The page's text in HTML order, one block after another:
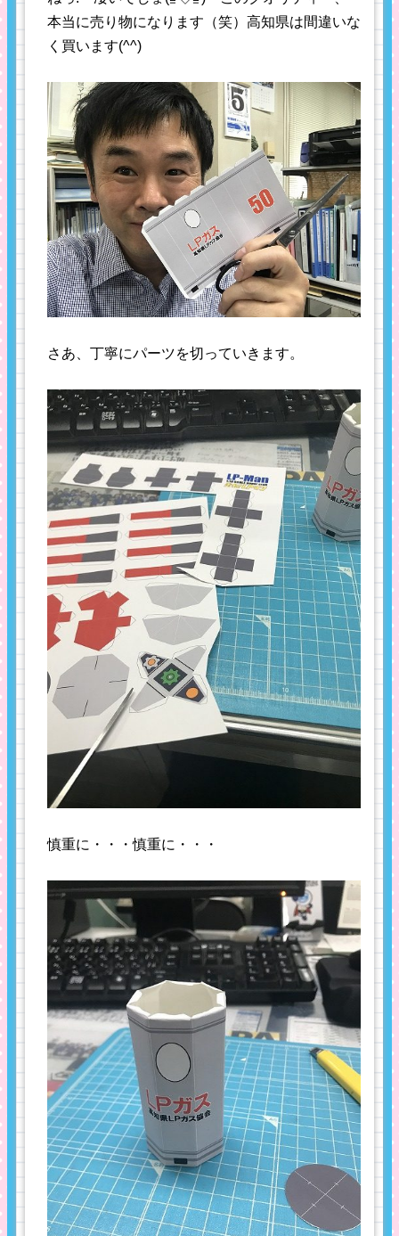
本当に売り物になります（笑）高知県は間違いな
く買います(^^)
さあ、丁寧にパーツを切っていきます。
慎重に・・・慎重に・・・